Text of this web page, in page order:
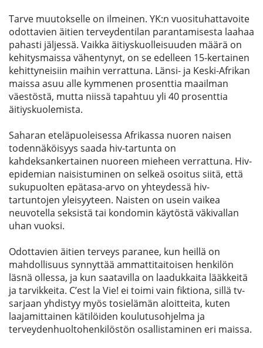
Tarve muutokselle on ilmeinen. YK:n vuosituhattavoite
odottavien äitien terveydentilan parantamisesta laahaa
pahasti jäljessä. Vaikka äitiyskuolleisuuden määrä on
kehitysmaissa vähentynyt, on se edelleen 15-kertainen
kehittyneisiin maihin verrattuna. Länsi- ja Keski-Afrikan
maissa asuu alle kymmenen prosenttia maailman
väestöstä, mutta niissä tapahtuu yli 40 prosenttia
äitiyskuolemista.
Saharan eteläpuoleisessa Afrikassa nuoren naisen
todennäköisyys saada hiv-tartunta on
kahdeksankertainen nuoreen mieheen verrattuna. Hiv-
epidemian naisistuminen on selkeä osoitus siitä, että
sukupuolten epätasa-arvo on yhteydessä hiv-
tartuntojen yleisyyteen. Naisten on usein vaikea
neuvotella seksistä tai kondomin käytöstä väkivallan
uhan vuoksi.
Odottavien äitien terveys paranee, kun heillä on
mahdollisuus synnyttää ammattitaitoisen henkilön
läsnä ollessa, ja kun saatavilla on laadukkaita lääkkeitä
ja tarvikkeita. C’est la Vie! ei toimi vain fiktiona, sillä tv-
sarjaan yhdistyy myös tosielämän aloitteita, kuten
laajamittainen kätilöiden koulutusohjelma ja
terveydenhuoltohenkilöstön osallistaminen eri maissa.